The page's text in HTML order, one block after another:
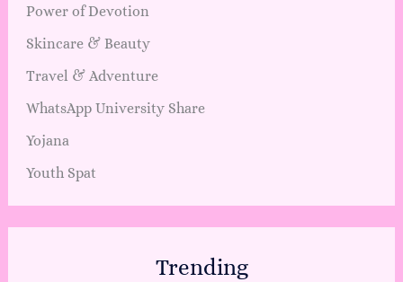
Power of Devotion
Skincare & Beauty
Travel & Adventure
WhatsApp University Share
Yojana
Youth Spat
Trending